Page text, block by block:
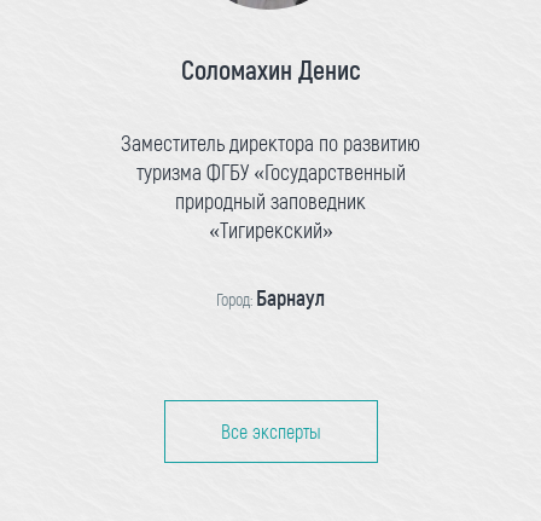
Соломахин Денис
Заместитель директора по развитию
туризма ФГБУ «Государственный
природный заповедник
«Тигирекский»
Город: Барнаул
Все эксперты